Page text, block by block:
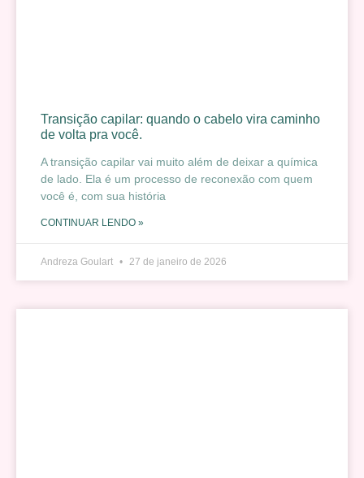
Transição capilar: quando o cabelo vira caminho
de volta pra você.
A transição capilar vai muito além de deixar a química
de lado. Ela é um processo de reconexão com quem
você é, com sua história
CONTINUAR LENDO »
Andreza Goulart 27 de janeiro de 2026